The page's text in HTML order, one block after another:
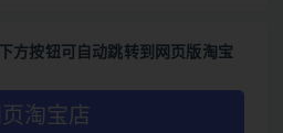
方按钮可自动跳转到网页版淘宝
页淘宝店